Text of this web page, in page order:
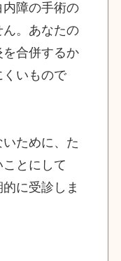
障の手術の
。あなたの
合併するか
くいもので
ために、た
とにして
に受診しま